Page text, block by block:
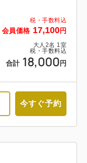
税・手数料込
会員価格 17,100円
大人 2名 1 室
税・手数料込
合計 18,000 円
今すぐ予約